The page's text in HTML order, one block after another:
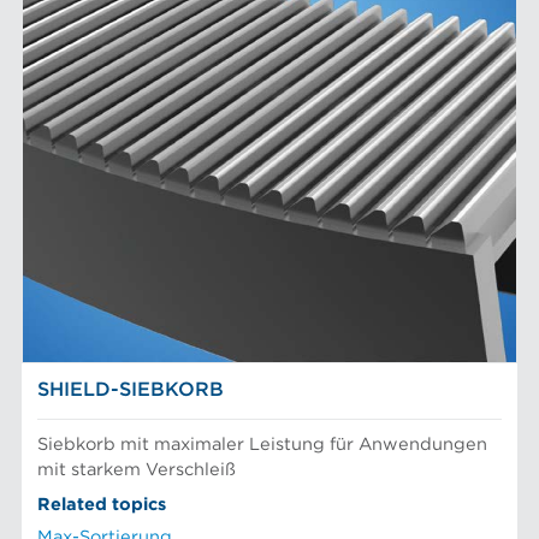
SHIELD-SIEBKORB
Siebkorb mit maximaler Leistung für Anwendungen
mit starkem Verschleiß
Related topics